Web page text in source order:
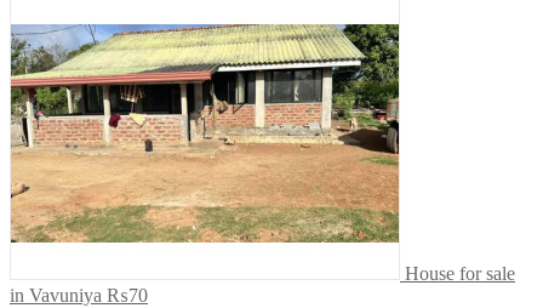
House for sale
in Vavuniya ₨70